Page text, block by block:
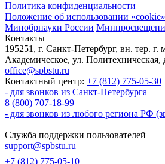
Политика конфиденциальности
Положение об использовании
Минобрнауки России
Контакты
195251, г. Санкт-Петербург, вн. тер.
Академическое, ул. Политехническая,
office@spbstu.ru
Контактный центр: +7 (812) 775-05-30
- для звонков из Санкт-Петербурга
8 (800) 707-18-99
- для звонков из любого региона РФ
Служба поддержки пользователей
support@spbstu.ru
+7 (812) 775-05-10